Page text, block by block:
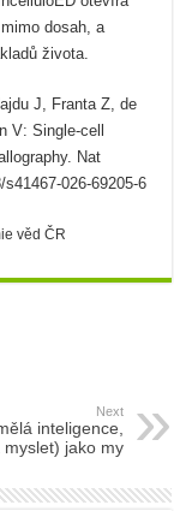
dosah, a
života.
J, Franta Z, de
V: Single-cell
Nat
026-69205-6
věd ČR
Next
inteligence,
jako my